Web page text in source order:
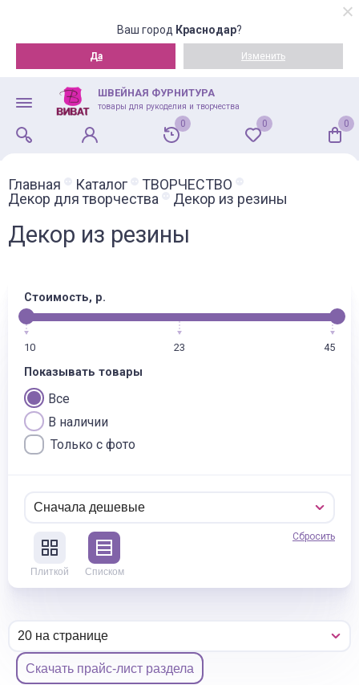
Ваш город Краснодар?
Да Изменить
ШВЕЙНАЯ ФУРНИТУРА
товары для рукоделия и творчества
0 0 0
Главная Каталог
ТВОРЧЕСТВО
Декор для творчества
Декор из резины
Декор из резины
Стоимость, р.
10 23 45
Показывать товары
Все
В наличии
Только с фото
Плиткой Списком
Сбросить
Скачать прайс-лист раздела